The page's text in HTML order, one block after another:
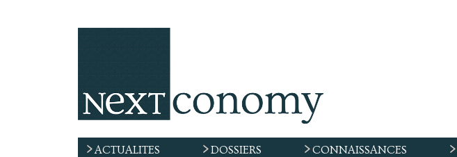
ACTUALITES DOSSIERS CONNAISSANCES